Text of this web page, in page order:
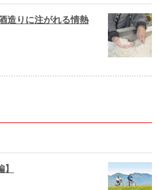
造りに注がれる情熱